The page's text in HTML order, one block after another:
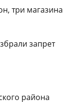
три магазина
запрет
района